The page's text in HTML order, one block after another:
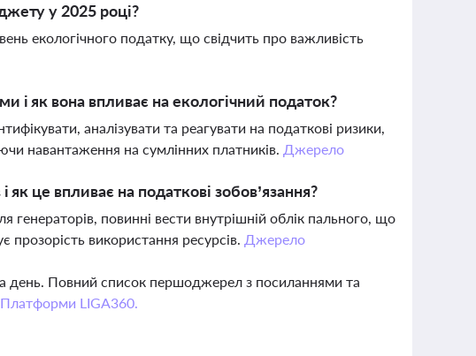
у 2025 році?
екологічного податку, що свідчить про важливість
і як вона впливає на екологічний податок?
аналізувати та реагувати на податкові ризики,
навантаження на сумлінних платників. Джерело
це впливає на податкові зобов’язання?
генераторів, повинні вести внутрішній облік пального, що
прозорість використання ресурсів. Джерело
день. Повний список першоджерел з посиланнями та
Платформи LIGA360.